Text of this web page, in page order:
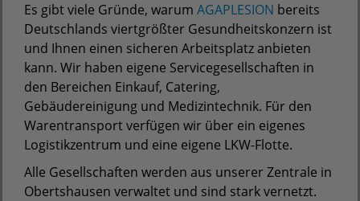
Es gibt viele Gründe, warum AGAPLESION bereits
Deutschlands viertgrößter Gesundheitskonzern ist
und Ihnen einen sicheren Arbeitsplatz anbieten
kann. Wir haben eigene Servicegesellschaften in
den Bereichen Einkauf, Catering,
Gebäudereinigung und Medizintechnik. Für den
Warentransport verfügen wir über ein eigenes
Logistikzentrum und eine eigene LKW-Flotte.
Alle Gesellschaften werden aus unserer Zentrale in
Obertshausen verwaltet und sind stark vernetzt.